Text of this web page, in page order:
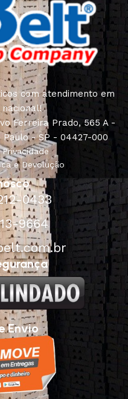
com atendimento em
Ferreira Prado, 565 A -
- SP - 04427-000
e Devolução
0433
9664
Envio